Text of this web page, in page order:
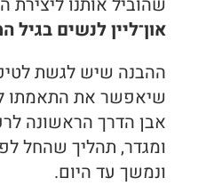
און־ליין לנשים בגיל
ההבנה שיש לגשת
שיאפשר את התאמתו
אבן הדרך הראשונה
ומגדר, תהליך שהחל
ונמשך עד היום.